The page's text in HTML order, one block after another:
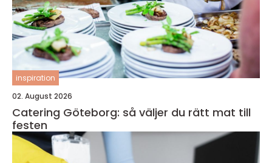
inspiration
02. August 2026
Catering Göteborg: så väljer du rätt mat till
festen